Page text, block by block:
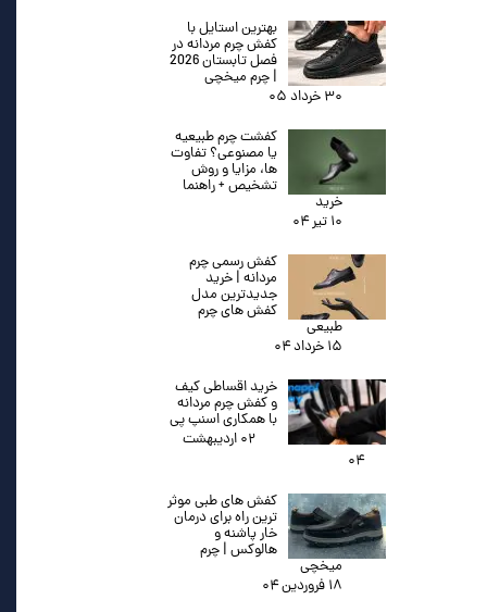
بهترین استایل با
کفش چرم مردانه در
فصل تابستان 2026
| چرم میخچی
۳۰ خرداد ۰۵
کفشت چرم طبیعیه
یا مصنوعی؟ تفاوت
ها، مزایا و روش
تشخیص + راهنما
خرید
۱۰ تیر ۰۴
کفش رسمی چرم
مردانه | خرید
جدیدترین مدل
کفش های چرم
طبیعی
۱۵ خرداد ۰۴
خرید اقساطی کیف
و کفش چرم مردانه
با همکاری اسنپ پی
۰۲ اردیبهشت
۰۴
کفش های طبی موثر
ترین راه برای درمان
خار پاشنه و
هالوکس | چرم
میخچی
۱۸ فروردین ۰۴